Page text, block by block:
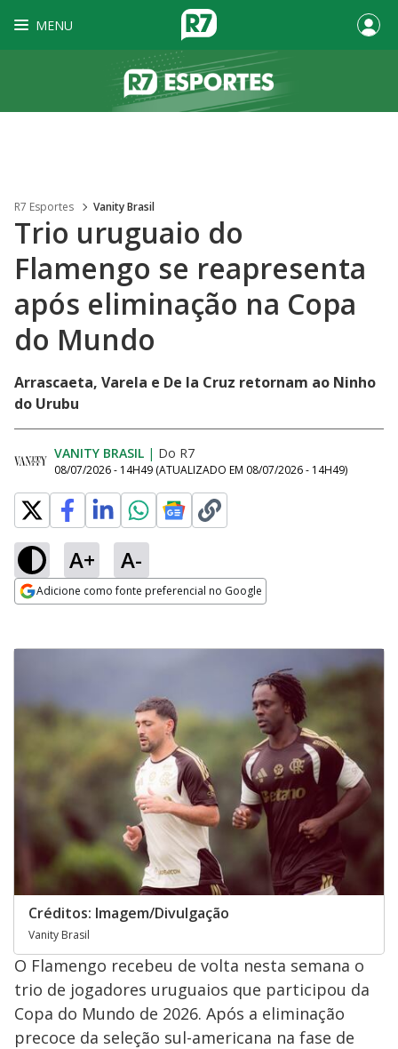
MENU
R7 Esportes Vanity Brasil
Trio uruguaio do
Flamengo se reapresenta
após eliminação na Copa
do Mundo
Arrascaeta, Varela e De la Cruz retornam ao Ninho
do Urubu
VANITY BRASIL | Do R7
08/07/2026 - 14H49 (ATUALIZADO EM 08/07/2026 - 14H49)
A+ A-
Adicione como fonte preferencial no Google
Créditos: Imagem/Divulgação
Vanity Brasil
O Flamengo recebeu de volta nesta semana o
trio de jogadores uruguaios que participou da
Copa do Mundo de 2026. Após a eliminação
precoce da seleção sul-americana na fase de